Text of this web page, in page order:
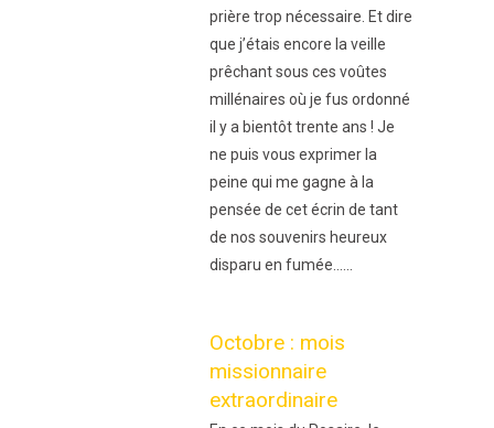
prière trop nécessaire. Et dire
que j’étais encore la veille
prêchant sous ces voûtes
millénaires où je fus ordonné
il y a bientôt trente ans ! Je
ne puis vous exprimer la
peine qui me gagne à la
pensée de cet écrin de tant
de nos souvenirs heureux
disparu en fumée…...
Octobre : mois
missionnaire
extraordinaire